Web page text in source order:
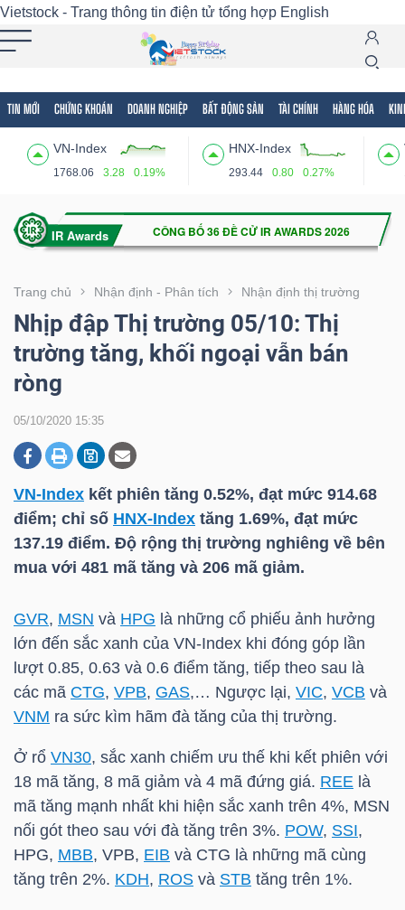
Vietstock - Trang thông tin điện tử tổng hợp English
TIN MỚI CHỨNG KHOÁN DOANH NGHIỆP BẤT ĐỘNG SẢN TÀI CHÍNH HÀNG HÓA
VN-Index
1768.06 3.28 0.19%
HNX-Index
293.44 0.80 0.27%
Trang chủ Nhận định - Phân tích Nhận định thị trường
Nhịp đập Thị trường 05/10: Thị
trường tăng, khối ngoại vẫn bán
ròng
05/10/2020 15:35
VN-Index kết phiên tăng 0.52%, đạt mức 914.68
điểm; chỉ số HNX-Index tăng 1.69%, đạt mức
137.19 điểm. Độ rộng thị trường nghiêng về bên
mua với 481 mã tăng và 206 mã giảm.
GVR, MSN và HPG là những cổ phiếu ảnh hưởng
lớn đến sắc xanh của VN-Index khi đóng góp lần
lượt 0.85, 0.63 và 0.6 điểm tăng, tiếp theo sau là
các mã CTG, VPB, GAS,… Ngược lại, VIC, VCB và
VNM ra sức kìm hãm đà tăng của thị trường.
Ở rổ VN30, sắc xanh chiếm ưu thế khi kết phiên với
18 mã tăng, 8 mã giảm và 4 mã đứng giá. REE là
mã tăng mạnh nhất khi hiện sắc xanh trên 4%, MSN
nối gót theo sau với đà tăng trên 3%. POW, SSI,
HPG, MBB, VPB, EIB và CTG là những mã cùng
tăng trên 2%. KDH, ROS và STB tăng trên 1%.
Tất cả Tính năng Ngành Mã chứng khoán
Tính
(-)
VIETSTOCK
CHỨNG
KHOÁN
DOANH
NGHIỆP
BẤT
SẢN
TÀI
HÀNG